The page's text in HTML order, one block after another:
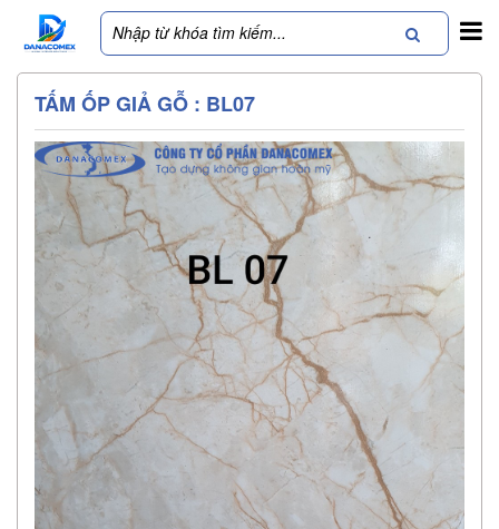
TẤM ỐP GIẢ GỖ : BL07